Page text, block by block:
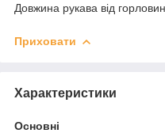
Довжина рукава від
Приховати
Характеристики
Основні